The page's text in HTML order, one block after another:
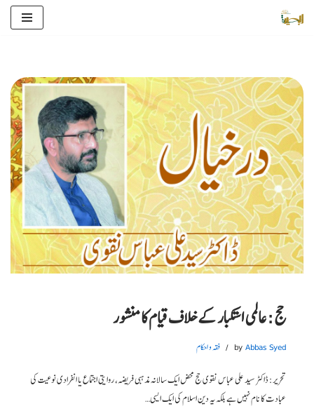
content
حج: عالمی استکبار کے خلاف قیام کا منشور
by Abbas Syed فقہ و احکام
تحریر: ڈاکٹر سید علی عباس نقوی حج محض ایک سالانہ مذہبی فریضہ، روایتی اجتماع یا انفرادی نوعیت کی
عبادت کا نام نہیں ہے بلکہ یہ دین اسلام کی ایک ایسی…